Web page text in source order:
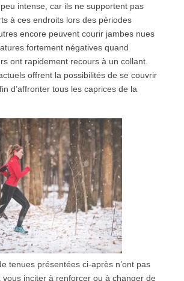
intense, car ils ne supportent pas
à ces endroits lors des périodes
encore peuvent courir jambes nues
fortement négatives quand
ont rapidement recours à un collant.
offrent la possibilités de se couvrir
d’affronter tous les caprices de la
tenues présentées ci-après n’ont pas
vous inciter à renforcer ou à changer de